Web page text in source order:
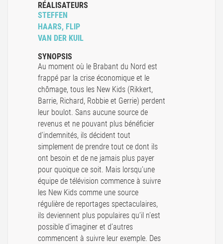
RÉALISATEURS
STEFFEN
HAARS, FLIP
VAN DER KUIL
SYNOPSIS
Au moment où le Brabant du Nord est
frappé par la crise économique et le
chômage, tous les New Kids (Rikkert,
Barrie, Richard, Robbie et Gerrie) perdent
leur boulot. Sans aucune source de
revenus et ne pouvant plus bénéficier
d’indemnités, ils décident tout
simplement de prendre tout ce dont ils
ont besoin et de ne jamais plus payer
pour quoique ce soit. Mais lorsqu’une
équipe de télévision commence à suivre
les New Kids comme une source
régulière de reportages spectaculaires,
ils deviennent plus populaires qu’il n’est
possible d’imaginer et d’autres
commencent à suivre leur exemple. Des